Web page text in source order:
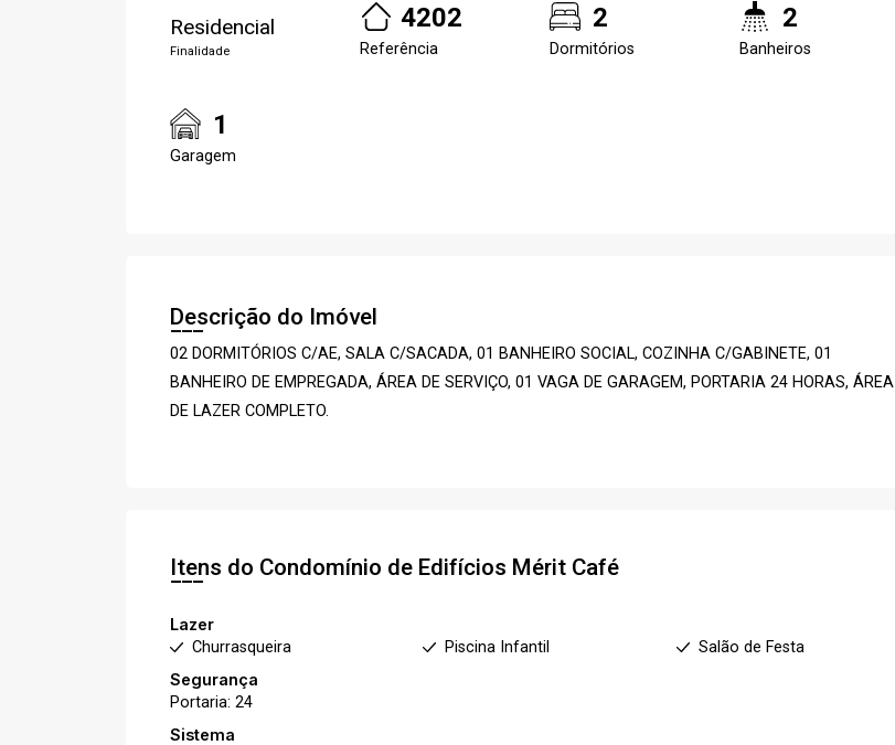
Residencial
Finalidade
4202
Referência
2
Dormitórios
2
Banheiros
1
Garagem
Descrição do Imóvel
02 DORMITÓRIOS C/AE, SALA C/SACADA, 01 BANHEIRO SOCIAL, COZINHA C/GABINETE, 01
BANHEIRO DE EMPREGADA, ÁREA DE SERVIÇO, 01 VAGA DE GARAGEM, PORTARIA 24 HORAS, ÁREA
DE LAZER COMPLETO.
Itens do Condomínio de Edifícios Mérit Café
Lazer
Churrasqueira
Piscina Infantil
Salão de Festa
Segurança
Portaria: 24
Sistema